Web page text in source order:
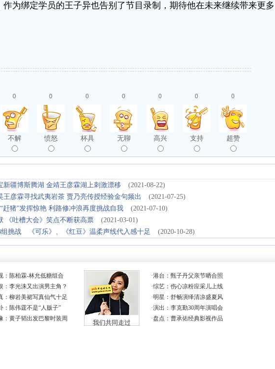
作为绑定学员的王子异也告别了节目录制，期待他在未来继续带来更多
0
不解
0
愤怒
0
杯具
0
无聊
0
高兴
0
支持
0
超赞
新疆博斯腾湖 金靖王彦霖湖上刺激漂移
(2021-08-22)
王彦霖寻找武夷岩茶 贾乃亮传授经验金句频出
(2021-07-25)
赶猪”发挥惊艳 利路修冲浪再度挑战自我
(2021-07-10)
《吐槽大会》笑点不断获高票
(2021-03-01)
挑战 《可乐》、《红豆》温柔声线代入感十足
(2020-10-28)